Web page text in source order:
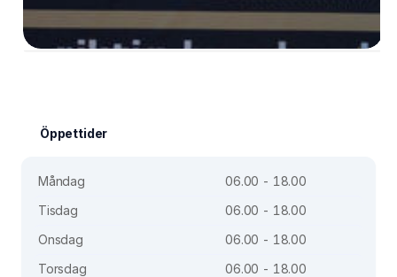
Öppettider
Måndag
06.00 - 18.00
Tisdag
06.00 - 18.00
Onsdag
06.00 - 18.00
Torsdag
06.00 - 18.00